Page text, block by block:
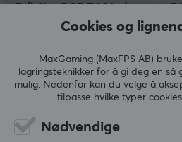
Full-Size RGB Tri-Mode
Gateron G Pro 3.0
1399 kr (2189 kr)
(3)
SPAR
Cookies og
MaxGaming (MaxFPS AB)
lagringsteknikker for å gi deg en så
mulig. Nedenfor kan du velge å
tilpasse hvilke typer
Nødvendige